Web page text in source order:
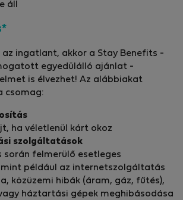
áll
ingatlant, akkor a Stay Benefits -
egyedülálló ajánlat -
is élvezhet! Az alábbiakat
csomag:
ha véletlenül kárt okoz
szolgáltatások
során felmerülő esetleges
például az internetszolgáltatás
közüzemi hibák (áram, gáz, fűtés),
háztartási gépek meghibásodása